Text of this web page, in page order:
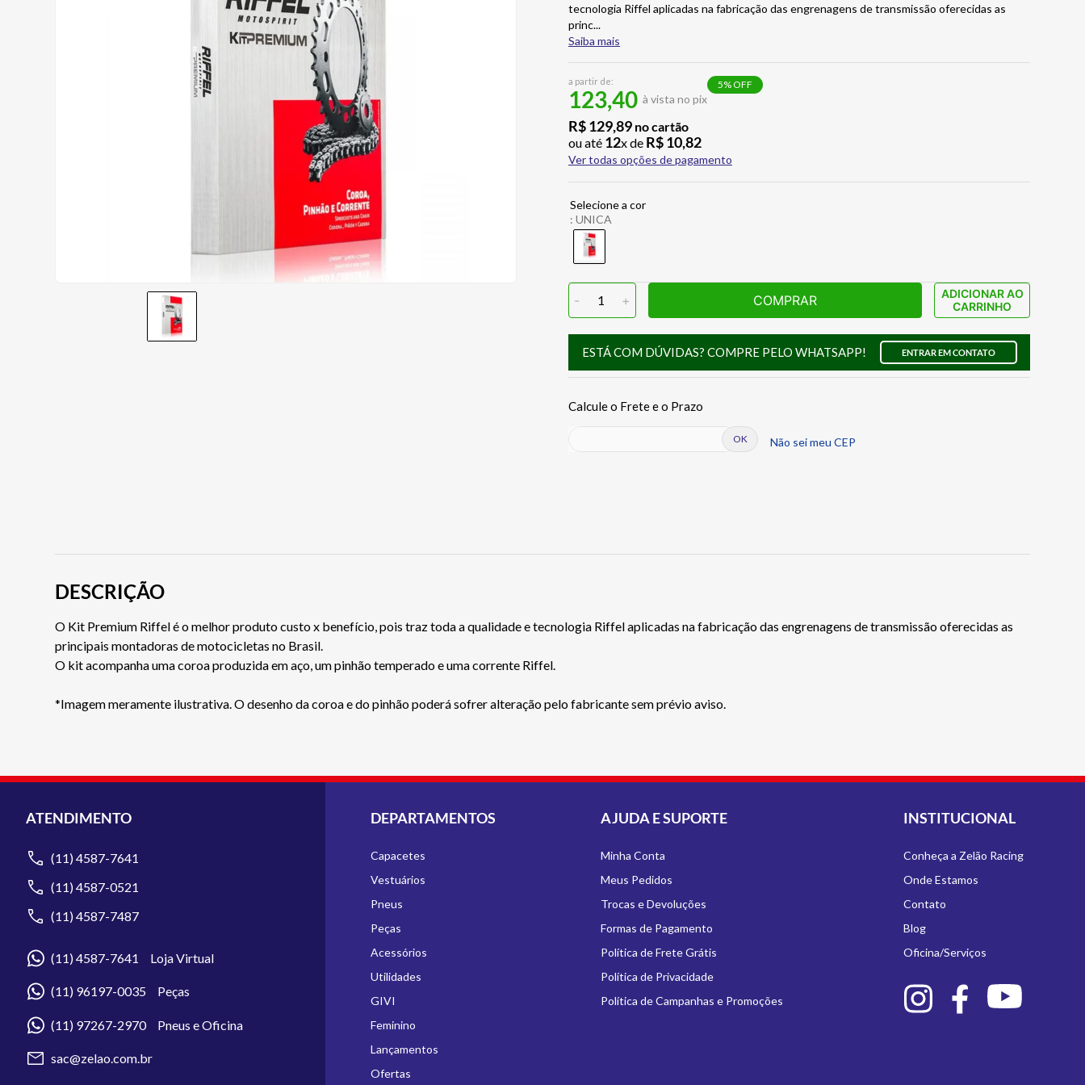
tecnologia Riffel aplicadas na fabricação das engrenagens de transmissão oferecidas as
princ...
Saiba mais
a partir de:
123,40 à vista no pix
5% OFF
R$129,89 no cartão
ou até 12x de R$10,82
Ver todas opções de pagamento
: UNICA
- 1 + COMPRAR
ADICIONAR AO
CARRINHO
ESTÁ COM DÚVIDAS? COMPRE PELO WHATSAPP! ENTRAR EM CONTATO
Não sei meu CEP
DESCRIÇÃO
O Kit Premium Riffel é o melhor produto custo x benefício, pois traz toda a qualidade e tecnologia Riffel aplicadas na fabricação das engrenagens de transmissão oferecidas as
principais montadoras de motocicletas no Brasil.
O kit acompanha uma coroa produzida em aço, um pinhão temperado e uma corrente Riffel.
*Imagem meramente ilustrativa. O desenho da coroa e do pinhão poderá sofrer alteração pelo fabricante sem prévio aviso.
ATENDIMENTO
(11) 4587-7641
(11) 4587-0521
(11) 4587-7487
(11) 4587-7641 Loja Virtual
(11) 96197-0035 Peças
(11) 97267-2970 Pneus e Oficina
sac@zelao.com.br
DEPARTAMENTOS
Capacetes
Vestuários
Pneus
Peças
Acessórios
Utilidades
GIVI
Feminino
Lançamentos
Ofertas
AJUDA E SUPORTE
Minha Conta
Meus Pedidos
Trocas e Devoluções
Formas de Pagamento
Política de Frete Grátis
Política de Privacidade
Política de Campanhas e Promoções
INSTITUCIONAL
Conheça a Zelão Racing
Onde Estamos
Contato
Blog
Oficina/Serviços
BOTAS